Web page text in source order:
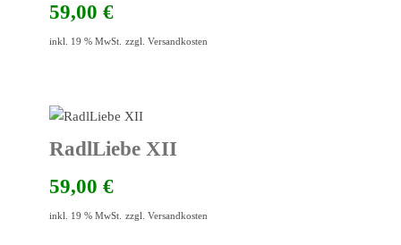
59,00 €
inkl. 19 % MwSt. zzgl. Versandkosten
RadlLiebe XII
59,00 €
inkl. 19 % MwSt. zzgl. Versandkosten